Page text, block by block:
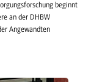
beginnt
an der DHBW
Angewandten